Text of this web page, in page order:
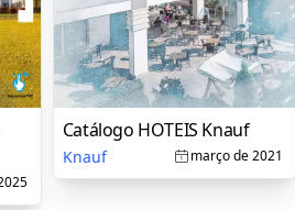
Catálogo HOTEIS Knauf
Knauf março de 2021